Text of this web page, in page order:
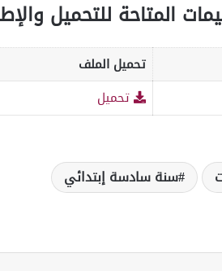
المتاحة للتحميل
تحميل الملف
تحميل
سنة سادسة إبتدائي